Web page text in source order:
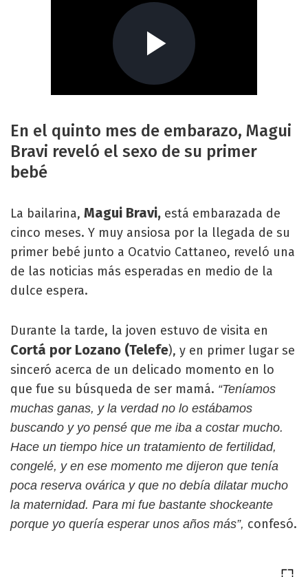
En el quinto mes de embarazo, Magui
Bravi reveló el sexo de su primer
bebé
La bailarina, Magui Bravi, está embarazada de
cinco meses. Y muy ansiosa por la llegada de su
primer bebé junto a Ocatvio Cattaneo, reveló una
de las noticias más esperadas en medio de la
dulce espera.
Durante la tarde, la joven estuvo de visita en
Cortá por Lozano (Telefe), y en primer lugar se
sinceró acerca de un delicado momento en lo
que fue su búsqueda de ser mamá. “Teníamos
muchas ganas, y la verdad no lo estábamos
buscando y yo pensé que me iba a costar mucho.
Hace un tiempo hice un tratamiento de fertilidad,
congelé, y en ese momento me dijeron que tenía
poca reserva ovárica y que no debía dilatar mucho
la maternidad. Para mi fue bastante shockeante
porque yo quería esperar unos años más”, confesó.